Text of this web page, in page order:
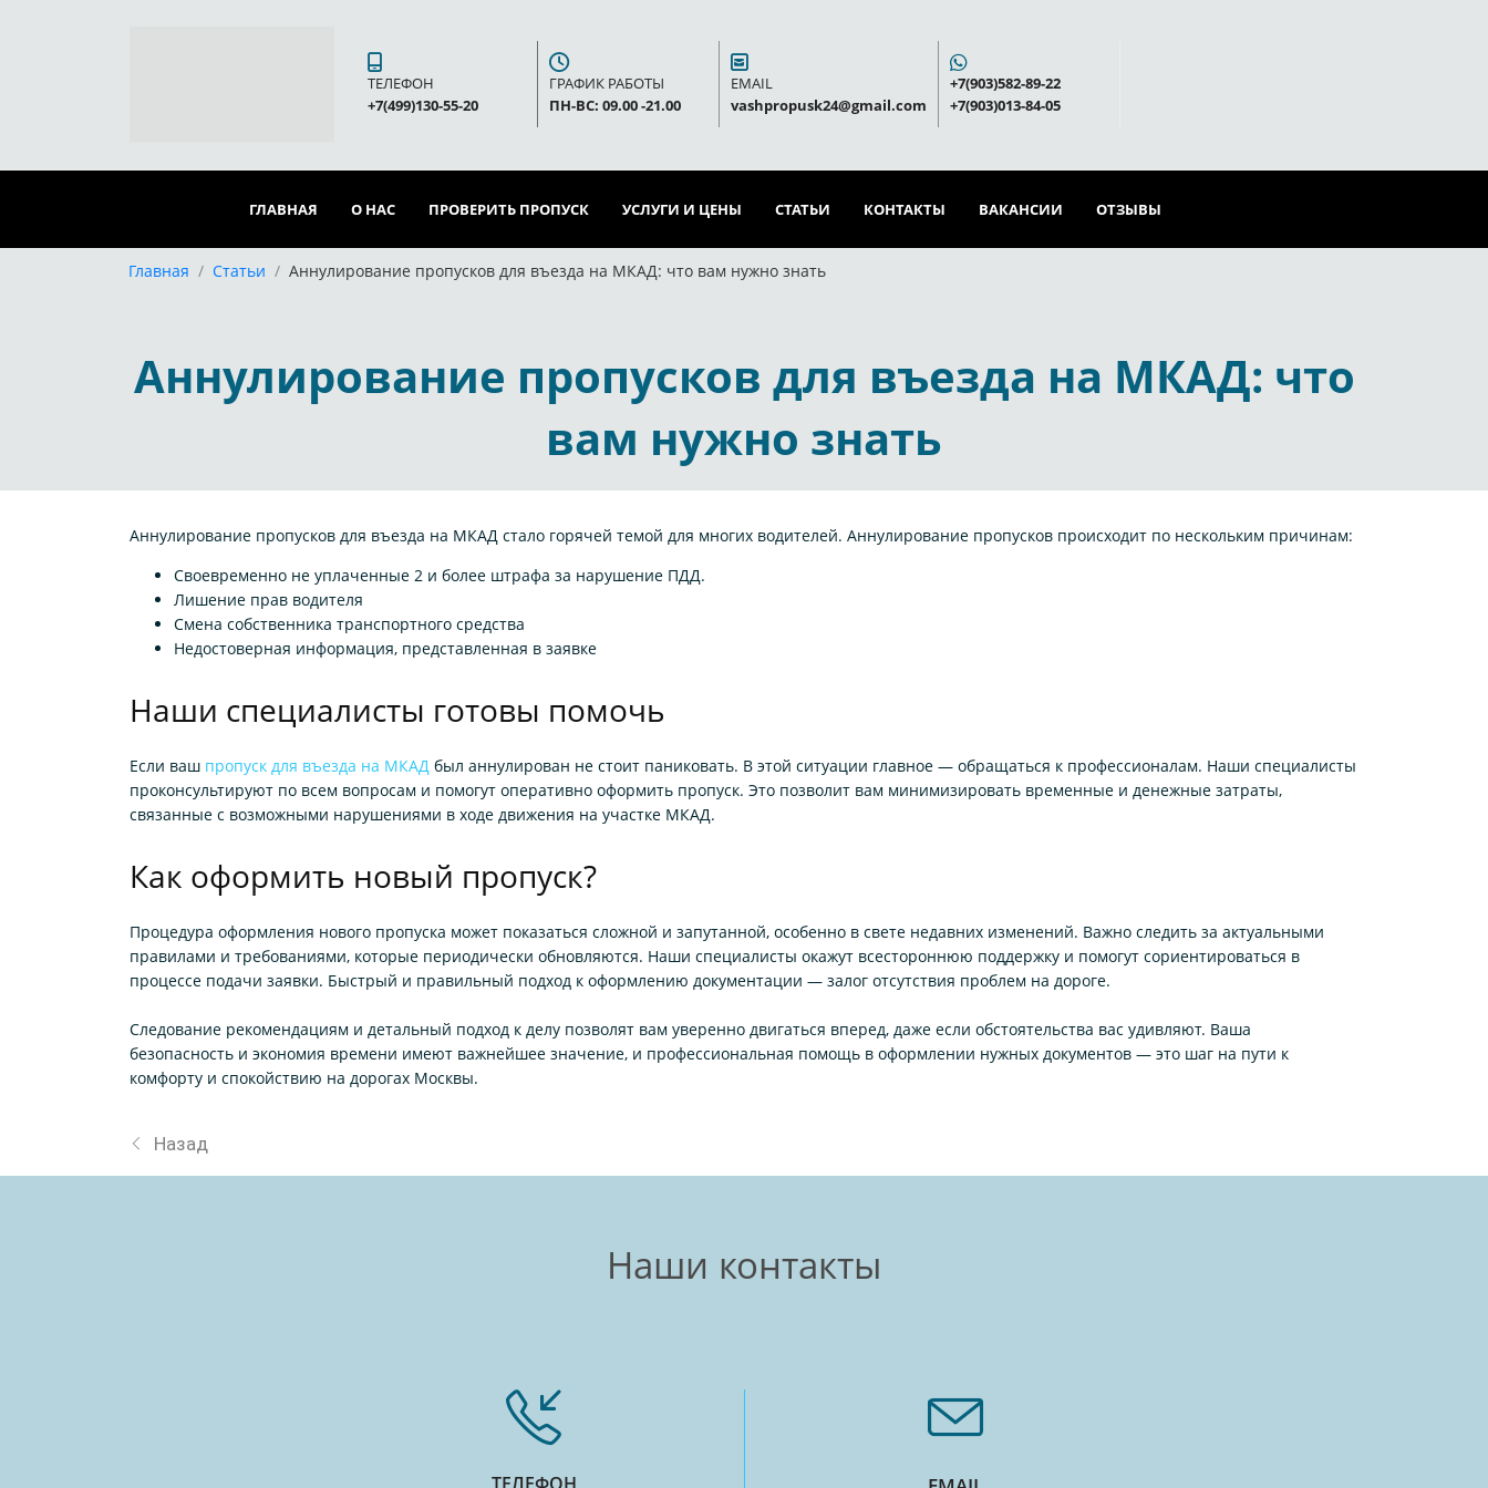
ТЕЛЕФОН
+7(499)130-55-20
ГРАФИК РАБОТЫ
ПН-ВС: 09.00 -21.00
EMAIL
vashpropusk24@gmail.com
+7(903)582-89-22
+7(903)013-84-05
ГЛАВНАЯ О НАС ПРОВЕРИТЬ ПРОПУСК УСЛУГИ И ЦЕНЫ СТАТЬИ КОНТАКТЫ ВАКАНСИИ ОТЗЫВЫ
Главная / Статьи / Аннулирование пропусков для въезда на МКАД: что вам нужно знать
Аннулирование пропусков для въезда на МКАД: что
вам нужно знать
Аннулирование пропусков для въезда на МКАД стало горячей темой для многих водителей. Аннулирование пропусков происходит по нескольким причинам:
Своевременно не уплаченные 2 и более штрафа за нарушение ПДД.
Лишение прав водителя
Смена собственника транспортного средства
Недостоверная информация, представленная в заявке
Наши специалисты готовы помочь
Если ваш пропуск для въезда на МКАД был аннулирован не стоит паниковать. В этой ситуации главное — обращаться к профессионалам. Наши специалисты
проконсультируют по всем вопросам и помогут оперативно оформить пропуск. Это позволит вам минимизировать временные и денежные затраты,
связанные с возможными нарушениями в ходе движения на участке МКАД.
Как оформить новый пропуск?
Процедура оформления нового пропуска может показаться сложной и запутанной, особенно в свете недавних изменений. Важно следить за актуальными
правилами и требованиями, которые периодически обновляются. Наши специалисты окажут всестороннюю поддержку и помогут сориентироваться в
процессе подачи заявки. Быстрый и правильный подход к оформлению документации — залог отсутствия проблем на дороге.
Следование рекомендациям и детальный подход к делу позволят вам уверенно двигаться вперед, даже если обстоятельства вас удивляют. Ваша
безопасность и экономия времени имеют важнейшее значение, и профессиональная помощь в оформлении нужных документов — это шаг на пути к
комфорту и спокойствию на дорогах Москвы.
Назад
Наши контакты